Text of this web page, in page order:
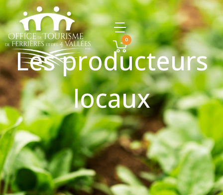
0
Les producteurs
locaux